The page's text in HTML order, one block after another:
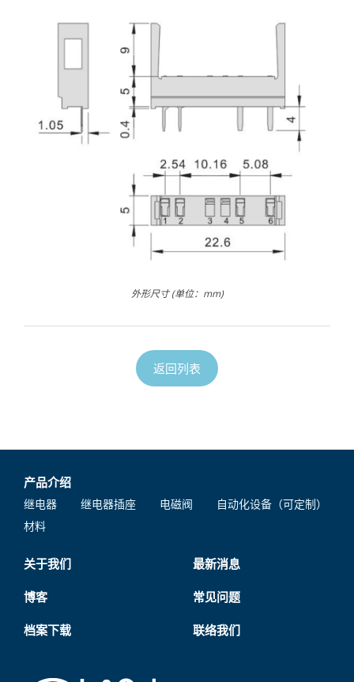
外形尺寸 (单位：mm)
返回列表
产品介绍
继电器 继电器插座 电磁阀
自动化设备（可定制）
材料
关于我们 最新消息
博客 常见问题
档案下载 联络我们